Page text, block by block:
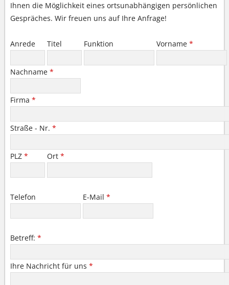
Ihnen die Möglichkeit eines ortsunabhängigen persönlichen
Gespräches. Wir freuen uns auf Ihre Anfrage!
Anrede Titel Funktion Vorname *
Nachname *
Firma *
Straße - Nr. *
PLZ * Ort *
Telefon E-Mail *
Betreff: *
Ihre Nachricht für uns *